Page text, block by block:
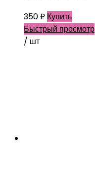
350₽ Купить
Быстрый просмотр
/ шт